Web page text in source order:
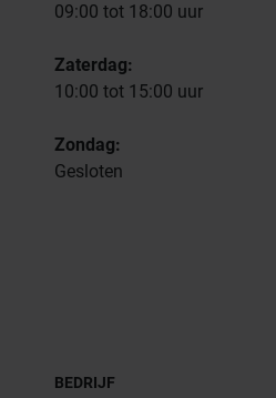
09:00 tot 18:00 uur
Zaterdag:
10:00 tot 15:00 uur
Zondag:
Gesloten
BEDRIJF